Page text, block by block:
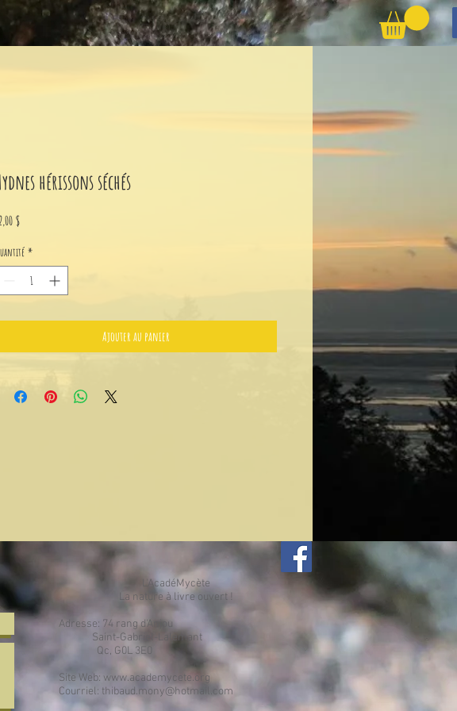
hérissons séchés
$
*
Ajouter au panier
L'AcadéMycète
La nature à livre ouvert
Adresse: 74 rang d'Anjou
Saint-Gabriel-Lalemant
Qc, G0L 3E0
Site Web: www.academycete.org
Courriel: thibaud.mony@hotmail.com